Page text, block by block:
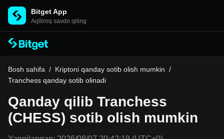
Bitget App
Aqlliroq savdo qiling
Bosh sahifa / Kriptoni qanday sotib olish mumkin /
Tranchess qanday sotib olinadi
Qanday qilib Tranchess
(CHESS) sotib olish mumkin